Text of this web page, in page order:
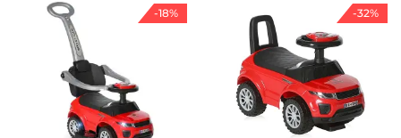
-18% -32%